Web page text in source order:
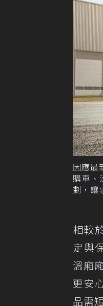
因應最
購車、
劃，讓
相較
定與
溫廂
更安
品需